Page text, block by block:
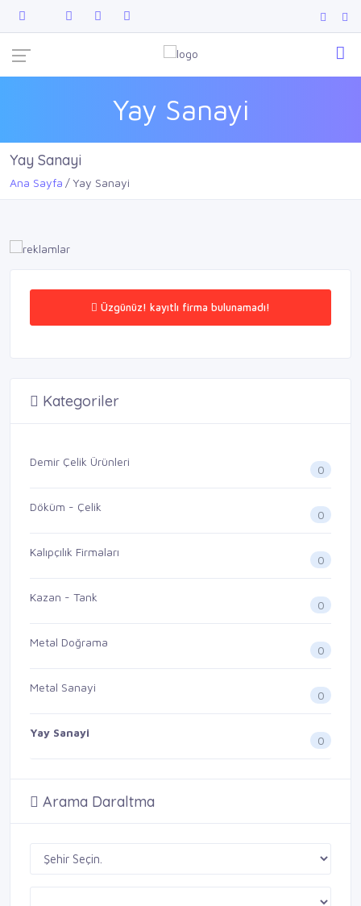
Yay Sanayi
Yay Sanayi
Ana Sayfa Yay Sanayi
Üzgünüz! kayıtlı firma bulunamadı!
Kategoriler
Demir Çelik Ürünleri
0
Döküm - Çelik
0
Kalıpçılık Firmaları
0
Kazan - Tank
0
Metal Doğrama
0
Metal Sanayi
0
Yay Sanayi
0
Arama Daraltma